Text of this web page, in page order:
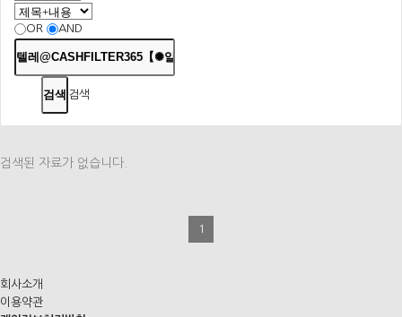
OR AND
검색
검색된 자료가 없습니다.
1
회사소개
이용약관